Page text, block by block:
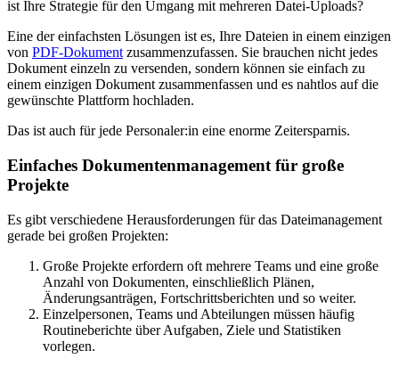
ist Ihre Strategie für den Umgang mit mehreren Datei-Uploads?
Eine der einfachsten Lösungen ist es, Ihre Dateien in einem einzigen
von PDF-Dokument zusammenzufassen. Sie brauchen nicht jedes
Dokument einzeln zu versenden, sondern können sie einfach zu
einem einzigen Dokument zusammenfassen und es nahtlos auf die
gewünschte Plattform hochladen.
Das ist auch für jede Personaler:in eine enorme Zeitersparnis.
Einfaches Dokumentenmanagement für große
Projekte
Es gibt verschiedene Herausforderungen für das Dateimanagement
gerade bei großen Projekten:
Große Projekte erfordern oft mehrere Teams und eine große
Anzahl von Dokumenten, einschließlich Plänen,
Änderungsanträgen, Fortschrittsberichten und so weiter.
Einzelpersonen, Teams und Abteilungen müssen häufig
Routineberichte über Aufgaben, Ziele und Statistiken
vorlegen.